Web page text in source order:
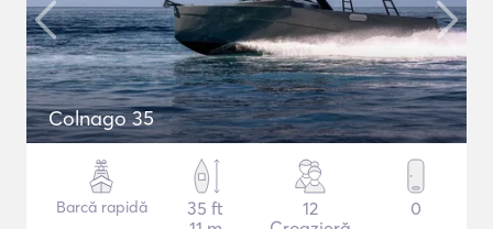
Colnago 35
Barcă rapidă
35 ft
12
0